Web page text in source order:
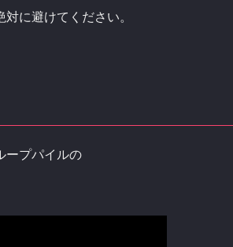
に避けてください。
ープパイルの